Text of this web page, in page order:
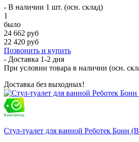
- В наличии 1 шт. (осн. склад)
1
было
24 662 руб
22 420 руб
Позвонить и купить
- Доставка 1-2 дня
При условии товара в наличии (осн.
Доставка без выходных!
Стул-туалет для ванной Реботек Бонн